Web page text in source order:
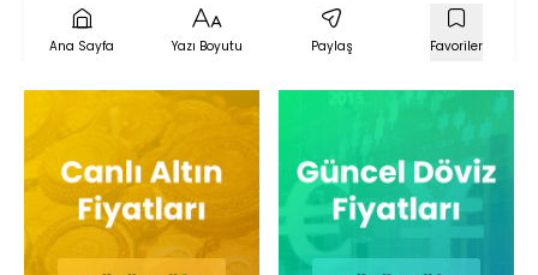
Ana Sayfa Yazı Boyutu Paylaş Favoriler